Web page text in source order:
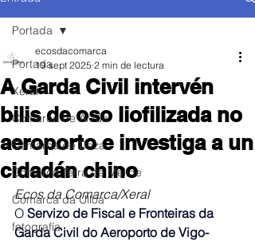
Portada
Xeral
Comarca de Arzúa
Comarca de Deza
Comarca Terra de Melide
Comarca da Ulloa
fotografía
Portada
A Garda Civil intervén
bilis de oso liofilizada no
aeroporto e investiga a un
cidadán chino
ecosdacomarca
19 sept 2025 2 min de lectura
Ecos da Comarca/Xeral
O Servizo de Fiscal e Fronteiras da
Garda Civil do Aeroporto de Vigo-